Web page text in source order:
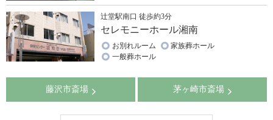
辻堂駅南口 徒歩約3分
セレモニーホール湘南
お別れルーム
家族葬ホール
一般葬ホール
藤沢市斎場 茅ヶ崎市斎場